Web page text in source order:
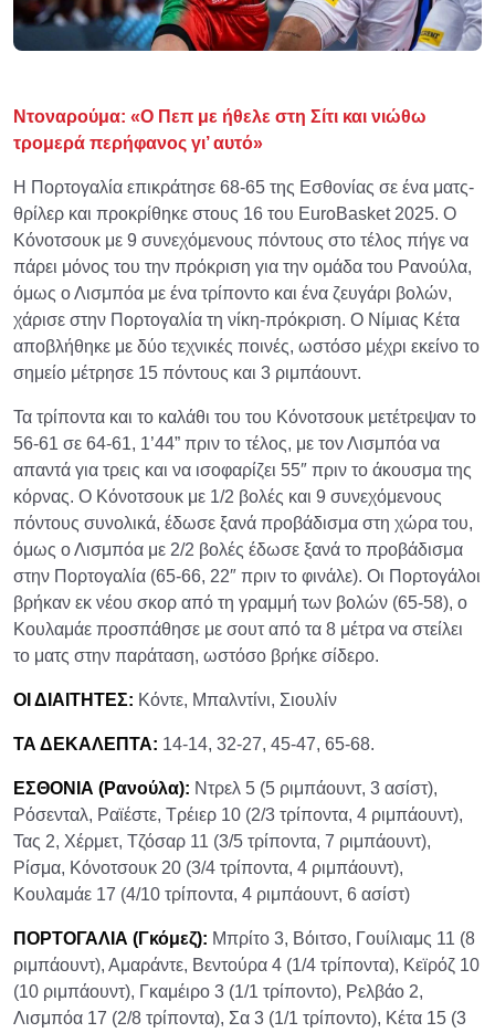
Ντοναρούμα: «Ο Πεπ με ήθελε στη Σίτι και νιώθω
τρομερά περήφανος γι’ αυτό»
Η Πορτογαλία επικράτησε 68-65 της Εσθονίας σε ένα ματς-
θρίλερ και προκρίθηκε στους 16 του EuroBasket 2025. Ο
Κόνοτσουκ με 9 συνεχόμενους πόντους στο τέλος πήγε να
πάρει μόνος του την πρόκριση για την ομάδα του Ρανούλα,
όμως ο Λισμπόα με ένα τρίποντο και ένα ζευγάρι βολών,
χάρισε στην Πορτογαλία τη νίκη-πρόκριση. Ο Νίμιας Κέτα
αποβλήθηκε με δύο τεχνικές ποινές, ωστόσο μέχρι εκείνο το
σημείο μέτρησε 15 πόντους και 3 ριμπάουντ.
Τα τρίποντα και το καλάθι του του Κόνοτσουκ μετέτρεψαν το
56-61 σε 64-61, 1’44” πριν το τέλος, με τον Λισμπόα να
απαντά για τρεις και να ισοφαρίζει 55″ πριν το άκουσμα της
κόρνας. Ο Κόνοτσουκ με 1/2 βολές και 9 συνεχόμενους
πόντους συνολικά, έδωσε ξανά προβάδισμα στη χώρα του,
όμως ο Λισμπόα με 2/2 βολές έδωσε ξανά το προβάδισμα
στην Πορτογαλία (65-66, 22″ πριν το φινάλε). Οι Πορτογάλοι
βρήκαν εκ νέου σκορ από τη γραμμή των βολών (65-58), ο
Κουλαμάε προσπάθησε με σουτ από τα 8 μέτρα να στείλει
το ματς στην παράταση, ωστόσο βρήκε σίδερο.
ΟΙ ΔΙΑΙΤΗΤΕΣ: Κόντε, Μπαλντίνι, Σιουλίν
ΤΑ ΔΕΚΑΛΕΠΤΑ: 14-14, 32-27, 45-47, 65-68.
ΕΣΘΟΝΙΑ (Ρανούλα): Ντρελ 5 (5 ριμπάουντ, 3 ασίστ),
Ρόσενταλ, Ραϊέστε, Τρέιερ 10 (2/3 τρίποντα, 4 ριμπάουντ),
Τας 2, Χέρμετ, Τζόσαρ 11 (3/5 τρίποντα, 7 ριμπάουντ),
Ρίσμα, Κόνοτσουκ 20 (3/4 τρίποντα, 4 ριμπάουντ),
Κουλαμάε 17 (4/10 τρίποντα, 4 ριμπάουντ, 6 ασίστ)
ΠΟΡΤΟΓΑΛΙΑ (Γκόμεζ): Μπρίτο 3, Βόιτσο, Γουίλιαμς 11 (8
ριμπάουντ), Αμαράντε, Βεντούρα 4 (1/4 τρίποντα), Κεϊρόζ 10
(10 ριμπάουντ), Γκαμέιρο 3 (1/1 τρίποντο), Ρελβάο 2,
Λισμπόα 17 (2/8 τρίποντα), Σα 3 (1/1 τρίποντο), Κέτα 15 (3